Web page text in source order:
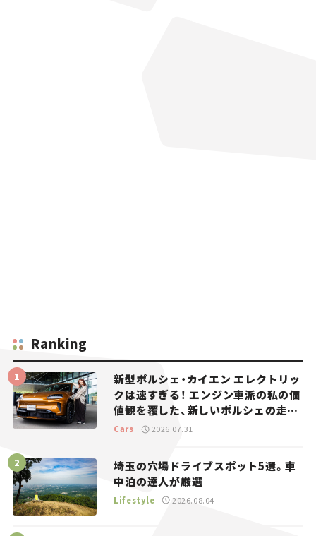
Ranking
新型ポルシェ・カイエン エレクトリッ
クは速すぎる！ エンジン車派の私の価
値観を覆した、新しいポルシェの走
り。
Cars 2026.07.31
埼玉の穴場ドライブスポット5選。車
中泊の達人が厳選
Lifestyle 2026.08.04